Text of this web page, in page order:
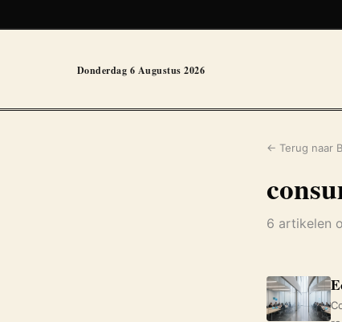
Donderdag 6 Augustus 2026
← Terug naar
6 artikelen